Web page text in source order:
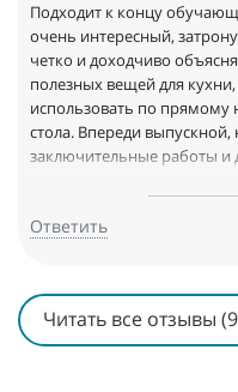
Подходит к концу
очень интересный,
четко и доходчиво
полезных вещей для
использовать по
стола. Впереди
заключительные работы
дальнейшем и разреши
помощь!
Ответить
Читать все отзывы